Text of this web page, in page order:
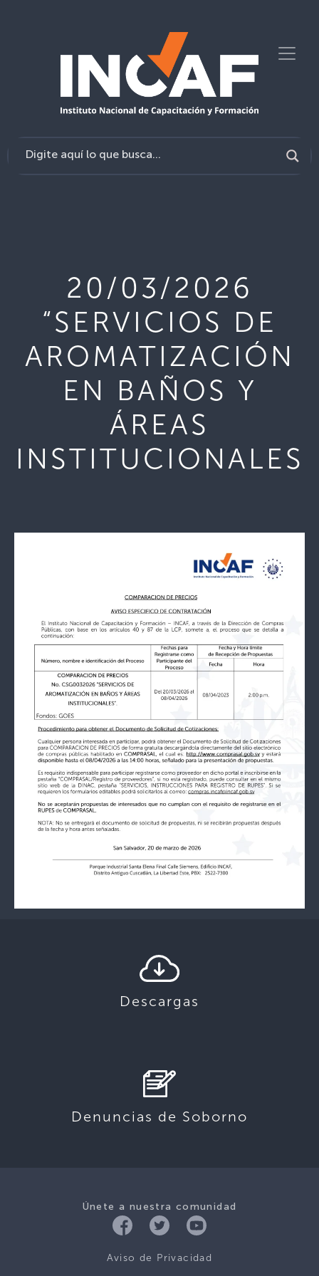
20/03/2026
“SERVICIOS DE
AROMATIZACIÓN
EN BAÑOS Y
ÁREAS
INSTITUCIONALES
Descargas
Denuncias de Soborno
Únete a nuestra comunidad
Aviso de Privacidad